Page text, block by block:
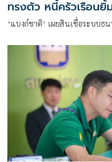
ทรงตัว หนี้ครัวเรือนยิ้
‘แบงก์ชาติ’ เผยสินเชื่อระบบ